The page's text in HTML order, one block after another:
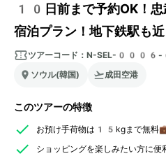
10日前まで予約OK！忠
宿泊プラン！地下鉄駅も近
ツアーコード： N-SEL-
ソウル(韓国)
成田空港
このツアーの特徴
お預け手荷物は15kgまで無料
ショッピングを楽しみたい方に便